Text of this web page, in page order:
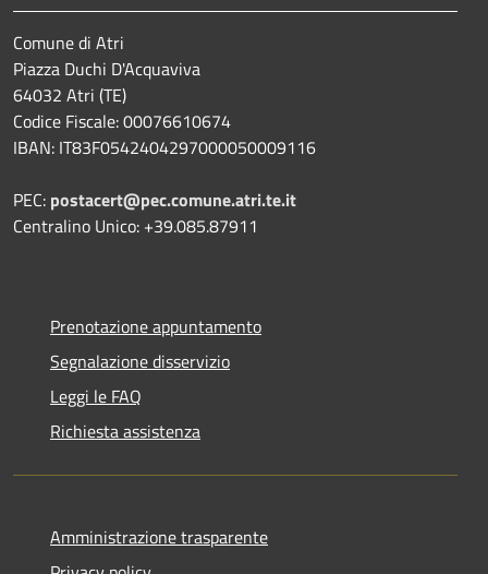
Comune di Atri
Piazza Duchi D'Acquaviva
64032 Atri (TE)
Codice Fiscale: 00076610674
IBAN: IT83F0542404297000050009116
PEC: postacert@pec.comune.atri.te.it
Centralino Unico: +39.085.87911
Prenotazione appuntamento
Segnalazione disservizio
Leggi le FAQ
Richiesta assistenza
Amministrazione trasparente